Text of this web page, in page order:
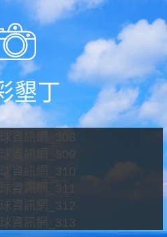
墾丁